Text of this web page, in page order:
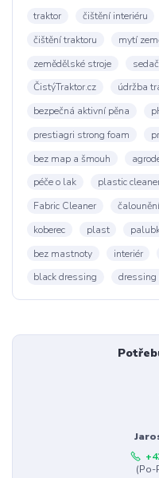
traktor
čištění interiéru
čištění traktoru
mytí
zemědělské stroje
ČistýTraktor.cz
údržba
bezpečná aktivní pěna
prestiagri strong foam
bez map a šmouh
péče o lak
plastic
Fabric Cleaner
čalounění
koberec
plast
bez mastnoty
interiér
black dressing
dressing
(Po-